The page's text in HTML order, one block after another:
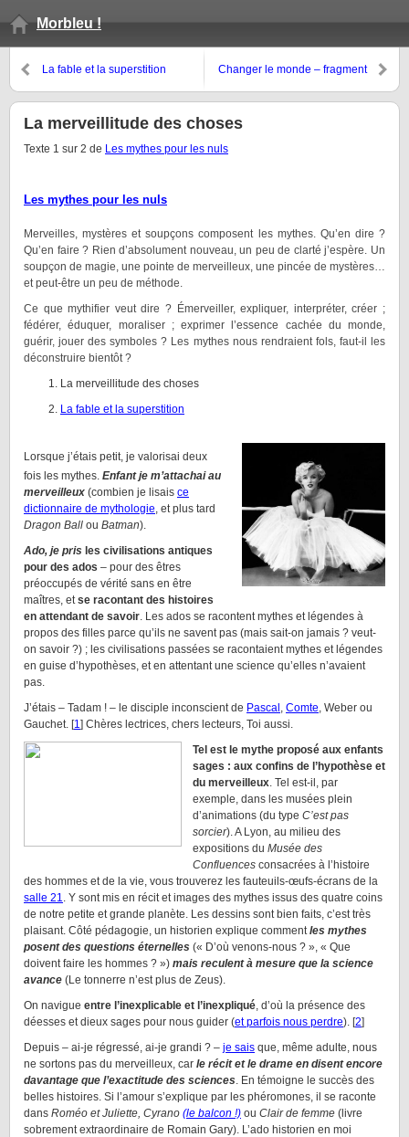
Morbleu !
La fable et la superstition
Changer le monde – fragment
La merveillitude des choses
Texte 1 sur 2 de Les mythes pour les nuls
Les mythes pour les nuls
Merveilles, mystères et soupçons composent les mythes. Qu’en dire ?
Qu’en faire ? Rien d’absolument nouveau, un peu de clarté j’espère. Un
soupçon de magie, une pointe de merveilleux, une pincée de mystères…
et peut-être un peu de méthode.
Ce que mythifier veut dire ? Émerveiller, expliquer, interpréter, créer ;
fédérer, éduquer, moraliser ; exprimer l’essence cachée du monde,
guérir, jouer des symboles ? Les mythes nous rendraient fols, faut-il les
déconstruire bientôt ?
La merveillitude des choses
La fable et la superstition
Lorsque j’étais petit, je valorisai deux
fois les mythes. Enfant je m’attachai au
merveilleux (combien je lisais ce
dictionnaire de mythologie, et plus tard
Dragon Ball ou Batman).
Ado, je pris les civilisations antiques
pour des ados – pour des êtres
préoccupés de vérité sans en être
maîtres, etse racontant des histoires
en attendant de savoir. Les ados se racontent mythes et légendes à
propos des filles parce qu’ils ne savent pas (mais sait-on jamais ? veut-
on savoir ?) ; les civilisations passées se racontaient mythes et légendes
en guise d’hypothèses, et en attentant une science qu’elles n’avaient
pas.
J’étais – Tadam ! – le disciple inconscient de Pascal , Comte, Weber ou
Gauchet. [1] Chères lectrices, chers lecteurs, Toi aussi.
Tel est le mythe proposé aux enfants
sages : aux confins de l’hypothèse et
du merveilleux. Tel est-il, par
exemple, dans les musées plein
d’animations (du type C’est pas
sorcier). A Lyon, au milieu des
expositions du Musée des
Confluences consacrées à l’histoire
des hommes et de la vie, vous trouverez les fauteuils-œufs-écrans de la
salle 21. Y sont mis en récit et images des mythes issus des quatre coins
de notre petite et grande planète. Les dessins sont bien faits, c’est très
plaisant. Côté pédagogie, un historien explique comment les mythes
posent des questions éternelles (« D’où venons-nous ? », « Que
doivent faire les hommes ? ») mais reculent à mesure que la science
avance (Le tonnerre n’est plus de Zeus).
On navigue entre l’inexplicable et l’inexpliqué, d’où la présence des
déesses et dieux sages pour nous guider (et parfois nous perdre). [2]
Depuis – ai-je régressé, ai-je grandi ? – je sais que, même adulte, nous
ne sortons pas du merveilleux, car le récit et le drame en disent encore
davantage que l’exactitude des sciences. En témoigne le succès des
belles histoires. Si l’amour s’explique par les phéromones, il se raconte
dans Roméo et Juliette, Cyrano (le balcon !) ou Clair de femme (livre
sobrement extraordinaire de Romain Gary). L’ado historien en moi